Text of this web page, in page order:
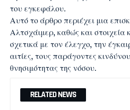
του εγκεφάλου.
Αυτό το άρθρο περιέχει μια
Αλτσχάιμερ, καθώς και στοιχεία
σχετικά με τον έλεγχο, την
αιτίες, τους παράγοντες
θνησιμότητας της νόσου.
RELATED NEWS